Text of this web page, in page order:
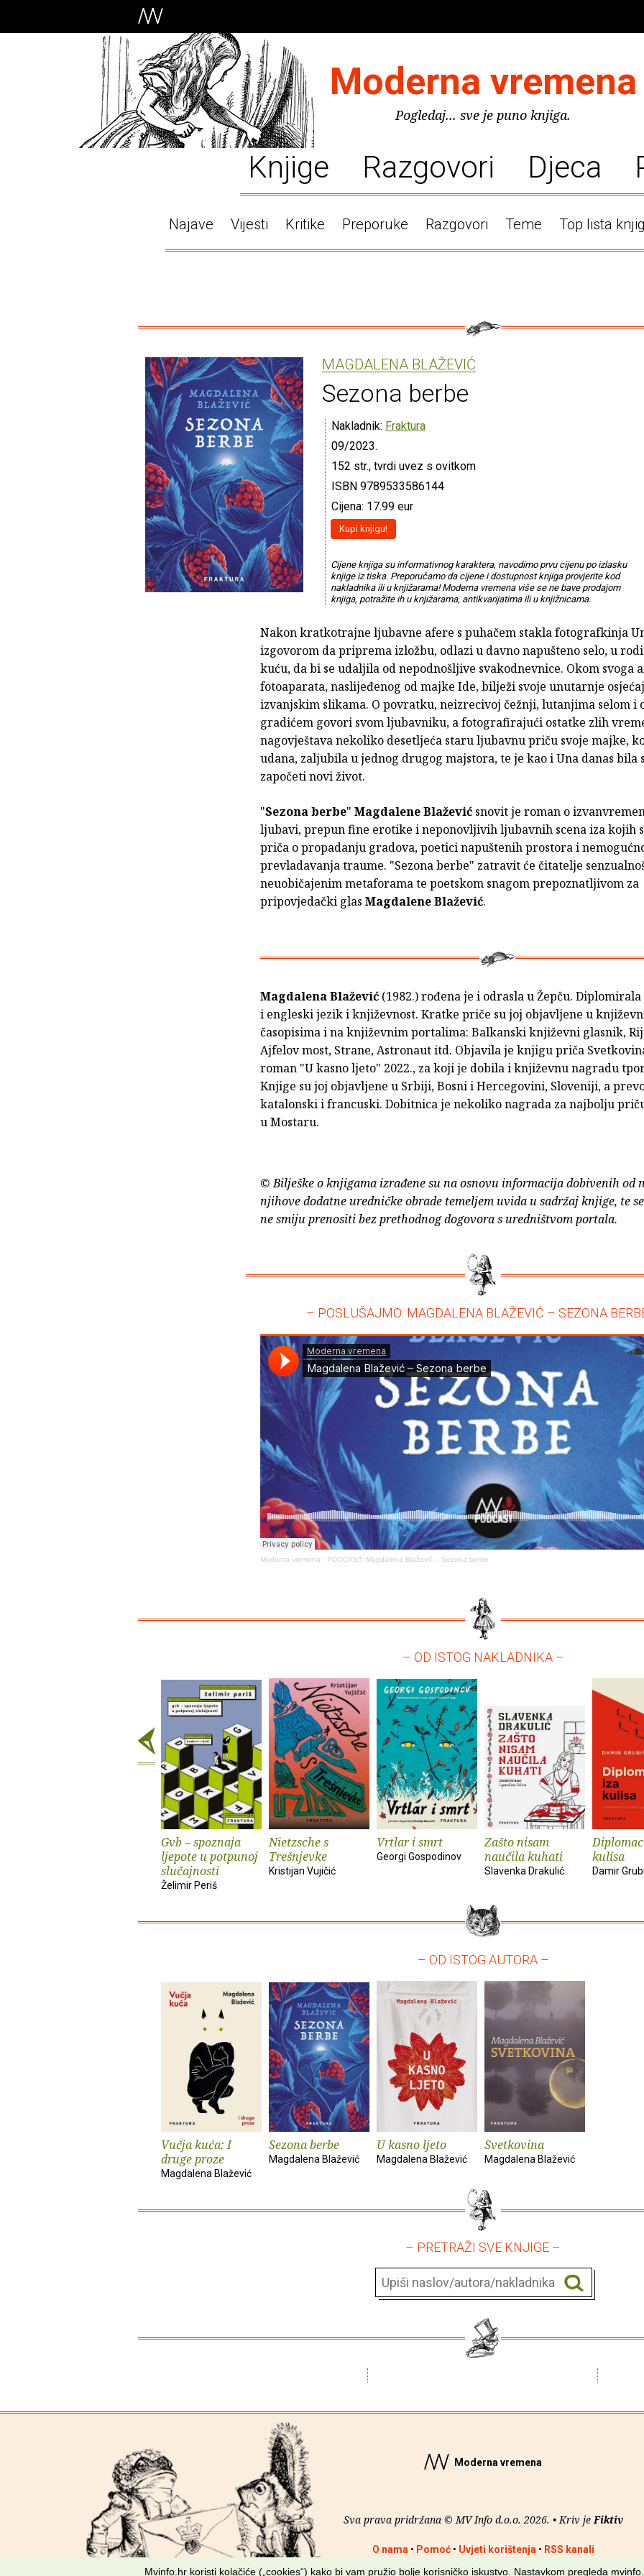
Moderna vremena
Pogledaj... sve je puno knjiga.
Knjige Razgovori Djeca
Najave Vijesti Kritike Preporuke Razgovori Teme Top lista
MAGDALENA BLAŽEVIĆ
Sezona berbe
Nakladnik: Fraktura
09/2023.
152 str., tvrdi uvez s ovitkom
ISBN 9789533586144
Cijena: 17.99 eur
Kupi knjigu!
Cijene knjiga su informativnog karaktera, navodimo prvu cijenu po izlasku
knjige iz tiska. Preporučamo da cijene i dostupnost knjiga provjerite kod
nakladnika ili u knjižarama! Moderna vremena više se ne bave prodajom
knjiga, potražite ih u knjižarama, antikvarijatima ili u knjižnicama.
Nakon kratkotrajne ljubavne afere s puhačem stakla fotografkinja
izgovorom da priprema izložbu, odlazi u davno napušteno selo, u
kuću, da bi se udaljila od nepodnošljive svakodnevnice. Okom svoga
fotoaparata, naslijeđenog od majke Ide, bilježi svoje unutarnje
izvanjskim slikama. O povratku, neizrecivoj čežnji, lutanjima selom i
gradićem govori svom ljubavniku, a fotografirajući ostatke zlih
nagovještava nekoliko desetljeća staru ljubavnu priču svoje majke,
udana, zaljubila u jednog drugog majstora, te je kao i Una danas bila
započeti novi život.
"Sezona berbe" Magdalene Blažević snovit je roman o
ljubavi, prepun fine erotike i neponovljivih ljubavnih scena iza kojih
priča o propadanju gradova, poetici napuštenih prostora i
prevladavanja traume. "Sezona berbe" zatravit će čitatelje
neuobičajenim metaforama te poetskom snagom prepoznatljivom za
pripovjedački glas Magdalene Blažević.
Magdalena Blažević (1982.) rođena je i odrasla u Žepču.
i engleski jezik i književnost. Kratke priče su joj objavljene u
časopisima i na književnim portalima: Balkanski književni glasnik,
Ajfelov most, Strane, Astronaut itd. Objavila je knjigu priča
roman "U kasno ljeto" 2022., za koji je dobila i književnu nagradu
Knjige su joj objavljene u Srbiji, Bosni i Hercegovini, Sloveniji, a
katalonski i francuski. Dobitnica je nekoliko nagrada za najbolju
u Mostaru.
© Bilješke o knjigama izrađene su na osnovu informacija dobivenih od
njihove dodatne uredničke obrade temeljem uvida u sadržaj knjige, te
ne smiju prenositi bez prethodnog dogovora s uredništvom portala.
– POSLUŠAJMO: MAGDALENA BLAŽEVIĆ – SEZONA
Moderna vremena · PODCAST: Magdalena Blažević – Sezona berbe
– OD ISTOG NAKLADNIKA –
Gvb – spoznaja
ljepote u potpunoj
slučajnosti
Želimir Periš
Nietzsche s
Trešnjevke
Kristijan Vujičić
Vrtlar i smrt
Georgi Gospodinov
Zašto nisam
naučila kuhati
Slavenka Drakulić
kulisa
Damir
– OD ISTOG AUTORA –
Vučja kuća: I
druge proze
Magdalena Blažević
Sezona berbe
Magdalena Blažević
U kasno ljeto
Magdalena Blažević
Svetkovina
Magdalena Blažević
– PRETRAŽI SVE KNJIGE –
Moderna vremena
Sva prava pridržana © MV Info d.o.o. 2026. • Kriv jeFiktiv
O nama• Pomoć• Uvjeti korištenja• RSS kanali
Mvinfo.hr koristi kolačiće („cookies“) kako bi vam pružio bolje korisničko iskustvo. Nastavkom pregleda